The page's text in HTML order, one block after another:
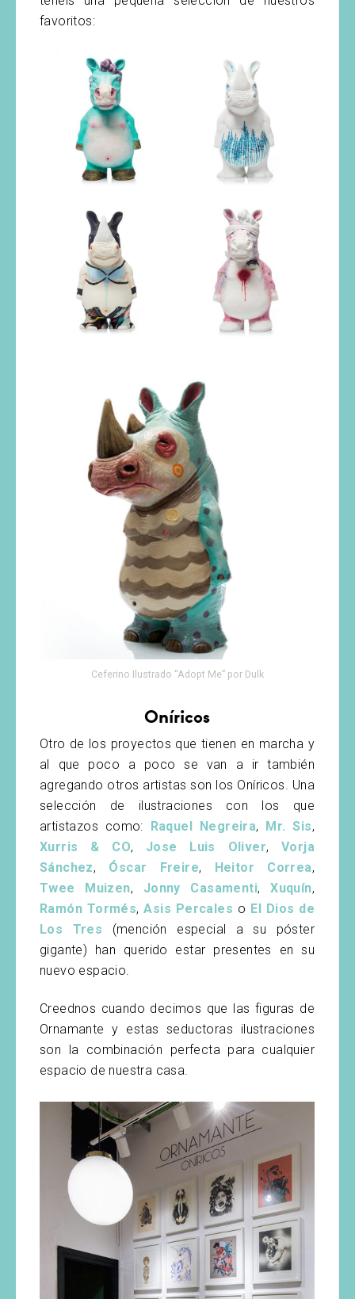
favoritos:
Ceferino Ilustrado “Adopt Me” por Dulk
Oníricos
Otro de los proyectos que tienen en marcha y
al que poco a poco se van a ir también
agregando otros artistas son los Oníricos. Una
selección de ilustraciones con los que
artistazos como: Raquel Negreira, Mr. Sis,
Xurris & CO, Jose Luis Oliver, Vorja
Sánchez, Óscar Freire, Heitor Correa,
Twee Muizen, Jonny Casamenti,Xuquín,
Ramón Tormés,Asis Percales o El Dios de
Los Tres (mención especial a su póster
gigante) han querido estar presentes en su
nuevo espacio.
Creednos cuando decimos que las figuras de
Ornamante y estas seductoras ilustraciones
son la combinación perfecta para cualquier
espacio de nuestra casa.